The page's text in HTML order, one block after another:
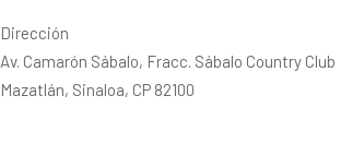
Dirección
Av. Camarón Sábalo, Fracc. Sábalo Country Club
Mazatlán, Sinaloa, CP 82100